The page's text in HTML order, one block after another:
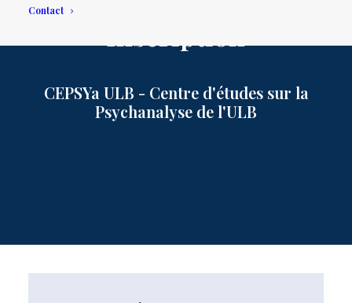
Contact
CEPSYa ULB - Centre d'études sur la
Psychanalyse de l'ULB